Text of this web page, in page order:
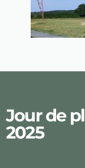
Jour de
2025